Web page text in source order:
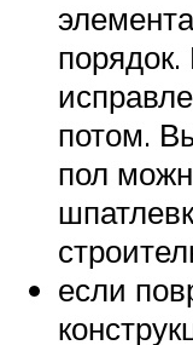
потом.
пол
если